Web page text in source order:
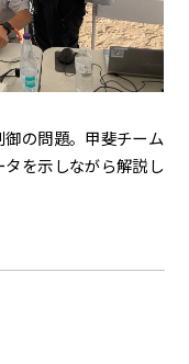
の問題。甲斐チーム
を示しながら解説し